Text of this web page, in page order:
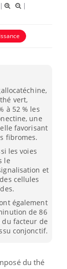
|
|
vert,
à 52 % les
une
favorisant
fibromes.
les voies
le
et
cellules
également
de 86
du facteur de
conjonctif.
du thé